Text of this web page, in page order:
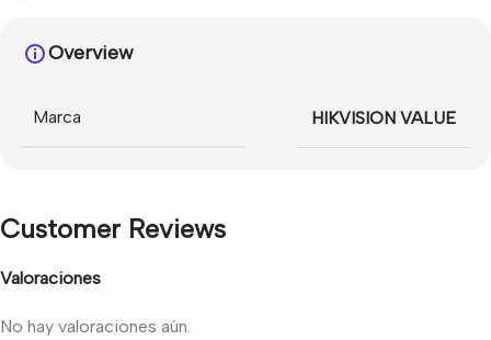
Overview
Marca HIKVISION VALUE
Customer Reviews
Valoraciones
No hay valoraciones aún.